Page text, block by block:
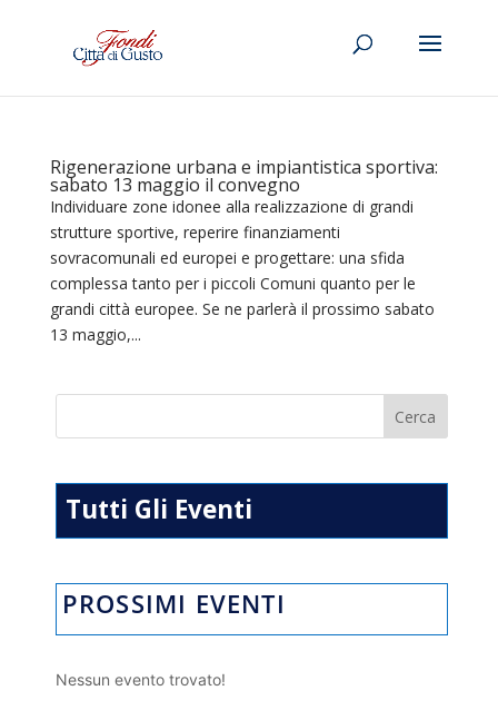
Rigenerazione urbana e impiantistica sportiva:
sabato 13 maggio il convegno
Individuare zone idonee alla realizzazione di grandi
strutture sportive, reperire finanziamenti
sovracomunali ed europei e progettare: una sfida
complessa tanto per i piccoli Comuni quanto per le
grandi città europee. Se ne parlerà il prossimo sabato
13 maggio,...
Tutti Gli Eventi
PROSSIMI EVENTI
Nessun evento trovato!